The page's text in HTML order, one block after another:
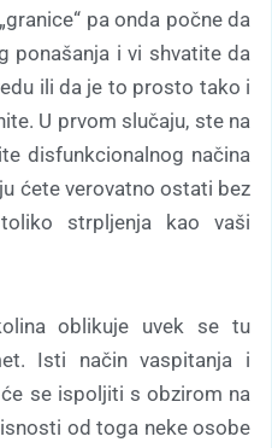
pa onda počne da
ponašanja i vi shvatite da
ili da je to prosto tako i
U prvom slučaju, ste na
disfunkcionalnog načina
ćete verovatno ostati bez
strpljenja kao vaši
oblikuje uvek se tu
Isti način vaspitanja i
se ispoljiti s obzirom na
od toga neke osobe